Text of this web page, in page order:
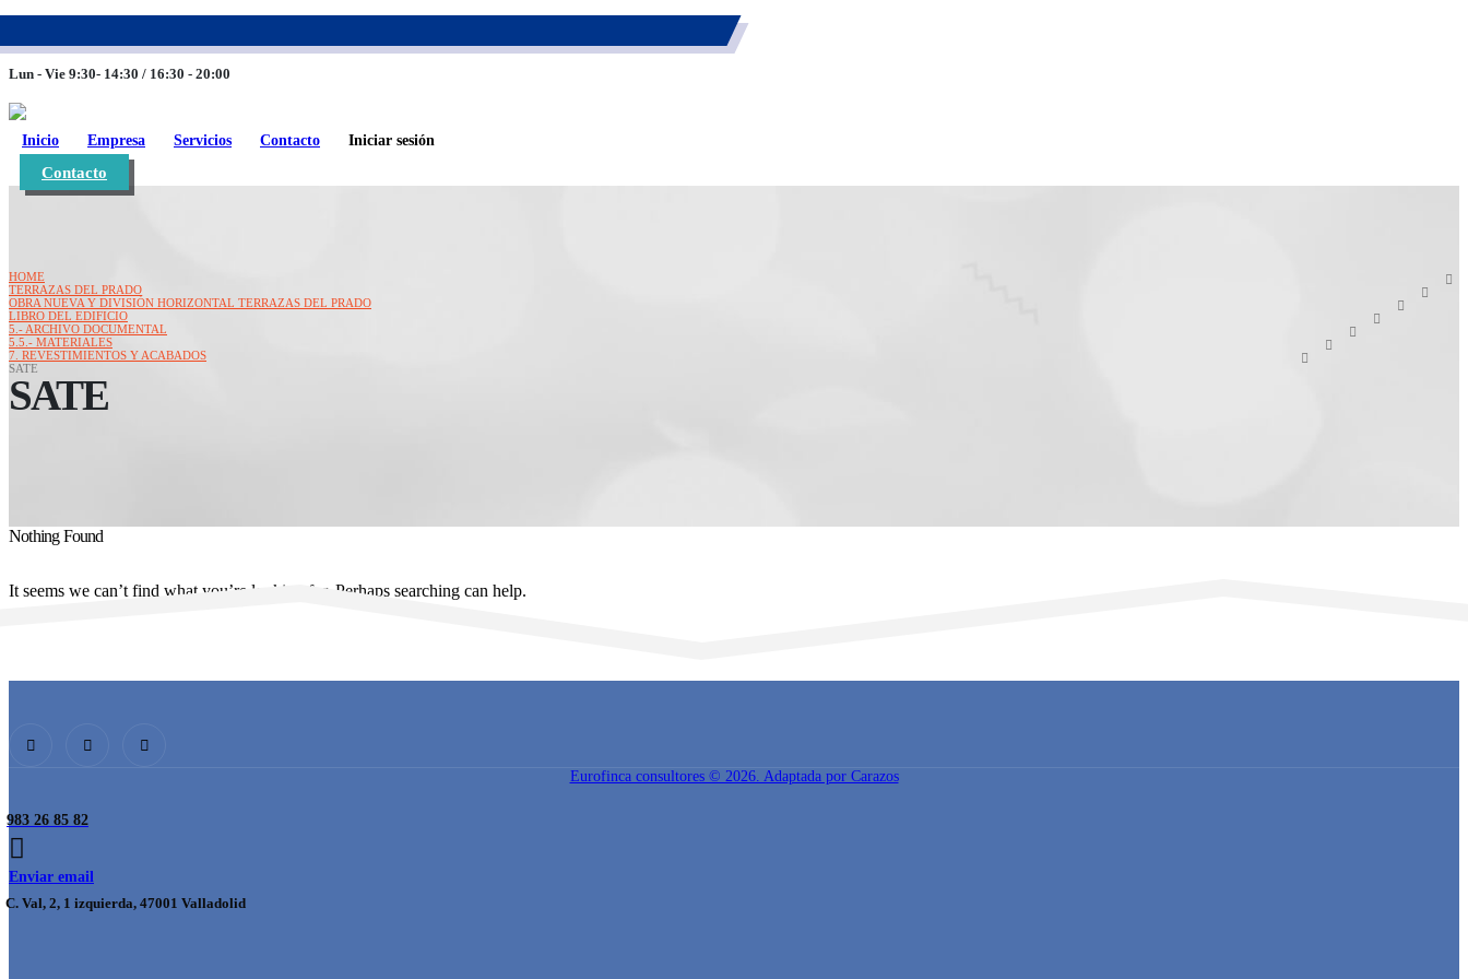
Lun - Vie 9:30- 14:30 / 16:30 - 20:00
Inicio Empresa Servicios Contacto Iniciar sesión
Contacto
HOME
TERRAZAS DEL PRADO
OBRA NUEVA Y DIVISIÓN HORIZONTAL TERRAZAS DEL PRADO
LIBRO DEL EDIFICIO
5.- ARCHIVO DOCUMENTAL
5.5.- MATERIALES
7. REVESTIMIENTOS Y ACABADOS
SATE
SATE
Nothing Found
It seems we can’t find what you’re looking for. Perhaps searching can help.
Eurofinca consultores © 2026. Adaptada por Carazos
983 26 85 82
Enviar email
C. Val, 2, 1 izquierda, 47001 Valladolid